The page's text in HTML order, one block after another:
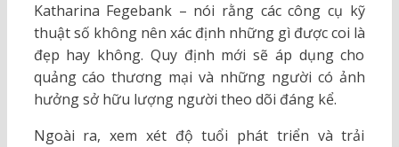
Katharina Fegebank – nói rằng các công cụ kỹ
thuật số không nên xác định những gì được coi là
đẹp hay không. Quy định mới sẽ áp dụng cho
quảng cáo thương mại và những người có ảnh
hưởng sở hữu lượng người theo dõi đáng kể.
Ngoài ra, xem xét độ tuổi phát triển và trải